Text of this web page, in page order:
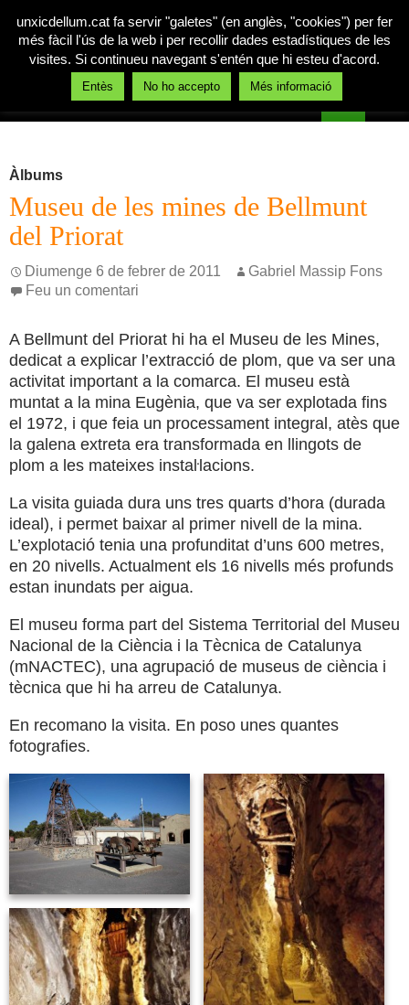
Un xic de llum
Àlbums
Museu de les mines de Bellmunt
del Priorat
Diumenge 6 de febrer de 2011
Gabriel Massip Fons
Feu un comentari
A Bellmunt del Priorat hi ha el Museu de les Mines,
dedicat a explicar l’extracció de plom, que va ser una
activitat important a la comarca. El museu està
muntat a la mina Eugènia, que va ser explotada fins
el 1972, i que feia un processament integral, atès que
la galena extreta era transformada en llingots de
plom a les mateixes instaŀlacions.
La visita guiada dura uns tres quarts d’hora (durada
ideal), i permet baixar al primer nivell de la mina.
L’explotació tenia una profunditat d’uns 600 metres,
en 20 nivells. Actualment els 16 nivells més profunds
estan inundats per aigua.
El museu forma part del Sistema Territorial del Museu
Nacional de la Ciència i la Tècnica de Catalunya
(mNACTEC), una agrupació de museus de ciència i
tècnica que hi ha arreu de Catalunya.
En recomano la visita. En poso unes quantes
fotografies.
unxicdellum.cat fa servir "galetes" (en anglès, "cookies") per fer
més fàcil l'ús de la web i per recollir dades estadístiques de les
visites. Si continueu navegant s'entén que hi esteu d'acord.
Entès No ho accepto Més informació